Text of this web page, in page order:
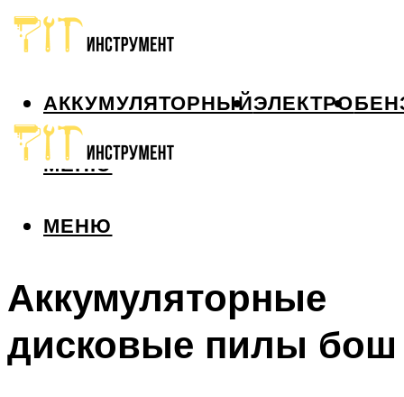
АККУМУЛЯТОРНЫЙЭЛЕКТРО
МЕНЮ
МЕНЮ
Аккумуляторные
дисковые пилы бош